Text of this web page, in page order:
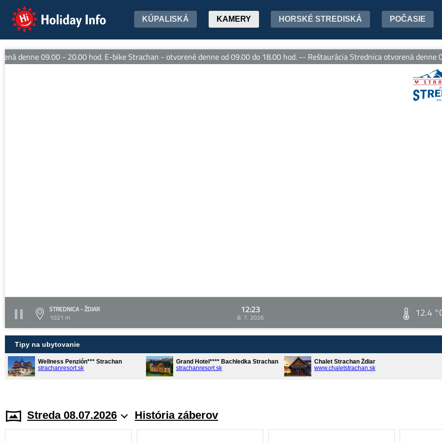
Holiday Info KÚPALISKÁ KAMERY HORSKÉ STREDISKÁ POČASIE
denne 09.00 - 20.00 hod. E-bike Strachan - otvorené denne od 09.00 do 18.00 hod. -- Reštaurácia Strednica otvorená denne
STREDNICA - ŽDIAR
1021 m
12:23
8. 7. 2026 12.4
Tipy na ubytovanie
Wellness Penzión*** Strachan
strachanresort.sk
Grand Hotel**** Bachledka Strachan
strachanresort.sk
Chalet Strachan Ždiar
www.chaletstrachan.sk
Streda 08.07.2026 História záberov